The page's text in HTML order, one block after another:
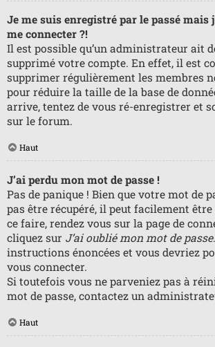
Je me suis enregistré par le passé mais
me connecter ?!
Il est possible qu’un administrateur ait
supprimé votre compte. En effet, il est
supprimer régulièrement les membres
pour réduire la taille de la base de
arrive, tentez de vous ré-enregistrer et
sur le forum.
Haut
J’ai perdu mon mot de passe !
Pas de panique ! Bien que votre mot de
pas être récupéré, il peut facilement
ce faire, rendez vous sur la page de
cliquez sur J’ai oublié mon mot de passe
instructions énoncées et vous devriez
vous connecter.
Si toutefois vous ne parveniez pas à
mot de passe, contactez un
Haut